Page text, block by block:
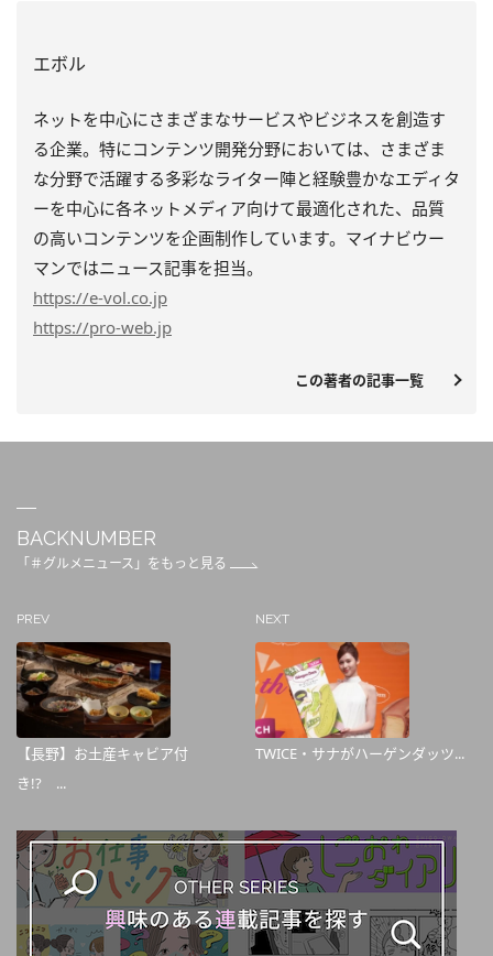
エボル
ネットを中心にさまざまなサービスやビジネスを創造す
る企業。特にコンテンツ開発分野においては、さまざま
な分野で活躍する多彩なライター陣と経験豊かなエディタ
ーを中心に各ネットメディア向けて最適化された、品質
の高いコンテンツを企画制作しています。マイナビウー
マンではニュース記事を担当。
https://e-vol.co.jp
https://pro-web.jp
この著者の記事一覧
BACKNUMBER
「＃グルメニュース」をもっと見る
PREV
【長野】お土産キャビア付
き!? ...
NEXT
TWICE・サナがハーゲンダッツ...